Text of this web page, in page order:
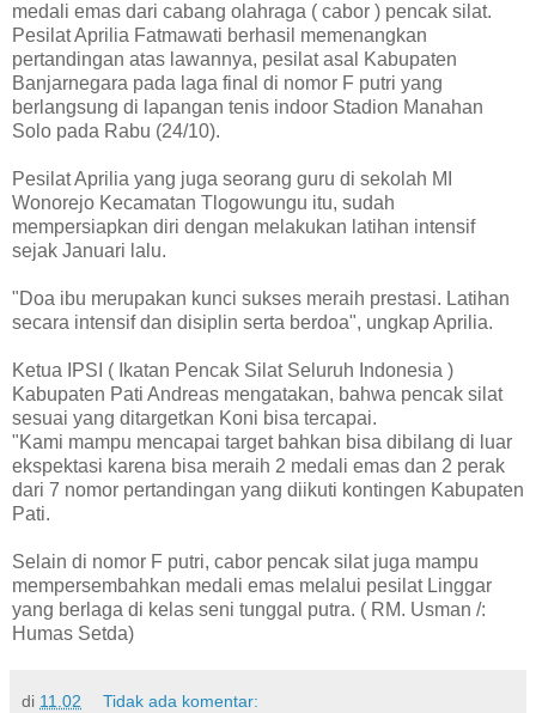
medali emas dari cabang olahraga ( cabor ) pencak silat.
Pesilat Aprilia Fatmawati berhasil memenangkan
pertandingan atas lawannya, pesilat asal Kabupaten
Banjarnegara pada laga final di nomor F putri yang
berlangsung di lapangan tenis indoor Stadion Manahan
Solo pada Rabu (24/10).
Pesilat Aprilia yang juga seorang guru di sekolah MI
Wonorejo Kecamatan Tlogowungu itu, sudah
mempersiapkan diri dengan melakukan latihan intensif
sejak Januari lalu.
"Doa ibu merupakan kunci sukses meraih prestasi. Latihan
secara intensif dan disiplin serta berdoa", ungkap Aprilia.
Ketua IPSI ( Ikatan Pencak Silat Seluruh Indonesia )
Kabupaten Pati Andreas mengatakan, bahwa pencak silat
sesuai yang ditargetkan Koni bisa tercapai.
"Kami mampu mencapai target bahkan bisa dibilang di luar
ekspektasi karena bisa meraih 2 medali emas dan 2 perak
dari 7 nomor pertandingan yang diikuti kontingen Kabupaten
Pati.
Selain di nomor F putri, cabor pencak silat juga mampu
mempersembahkan medali emas melalui pesilat Linggar
yang berlaga di kelas seni tunggal putra. ( RM. Usman /:
Humas Setda)
di 11.02 Tidak ada komentar: